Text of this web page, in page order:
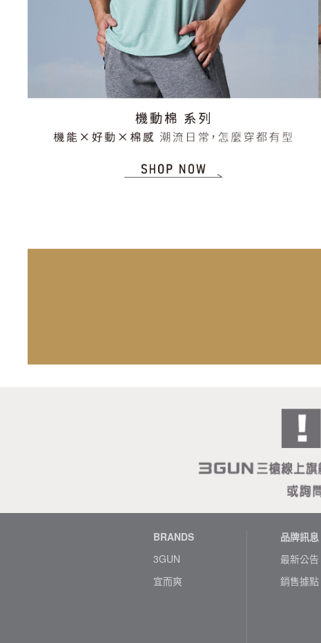
BRANDS
3GUN
宜而爽
品牌訊息
最新公告
銷售據點